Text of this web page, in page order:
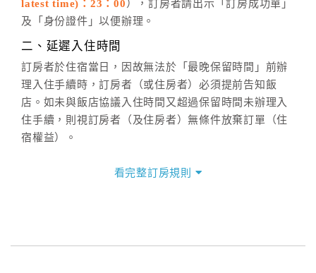
六、聯絡方式
(07)9682715 。
latest time)：23：00 ），訂房者請出示「訂房成功單」
及「身份證件」以便辦理。
二、延遲入住時間
訂房者於住宿當日，因故無法於「最晚保留時間」前辦
理入住手續時，訂房者（或住房者）必須提前告知飯
店。如未與飯店協議入住時間又超過保留時間未辦理入
住手續，則視訂房者（及住房者）無條件放棄訂單（住
宿權益）。
四、訂單異動
看完整訂房規則